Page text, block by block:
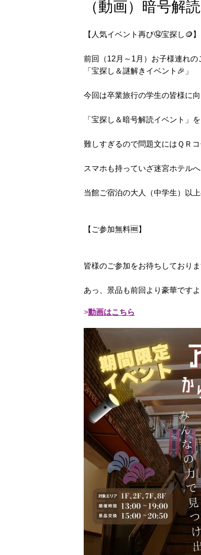
（動画）暗号解
【人気イベント再び🤤宝探し🪙】
前回（12月～1月）お子様連れの
「宝探し＆謎解きイベント🎉」
今回は卒業旅行の学生の皆様に
「宝探し＆暗号解読イベント」
難しすぎるので問題文にはＱＲ
スマホも持っていざ迷宮ホテル
当館ご宿泊の大人（中学生）以
【ご参加無料🆓】
皆様のご参加をお待ちしており
あっ、景品も前回より豪華です
動画はこちら